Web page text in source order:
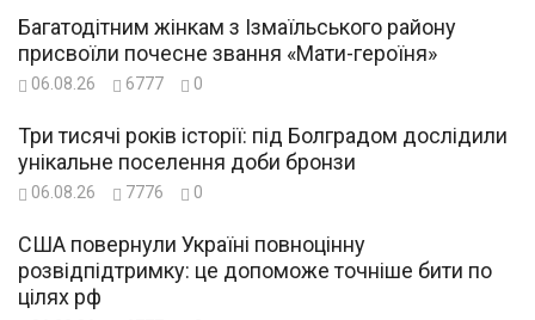
Багатодітним жінкам з Ізмаїльського району
присвоїли почесне звання «Мати-героїня»
06.08.26 6777 0
Три тисячі років історії: під Болградом дослідили
унікальне поселення доби бронзи
06.08.26 7776 0
США повернули Україні повноцінну
розвідпідтримку: це допоможе точніше бити по
цілях рф